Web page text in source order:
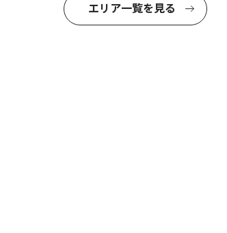
エリア一覧を見る